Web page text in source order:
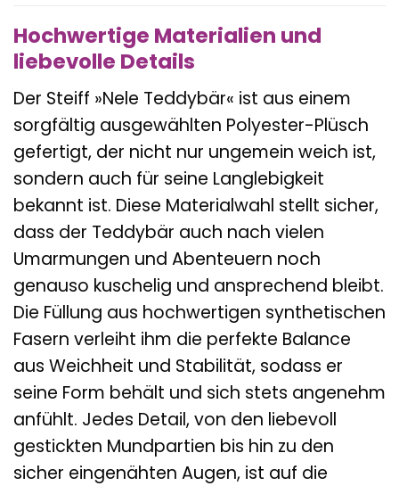
Hochwertige Materialien und
liebevolle Details
Der Steiff »Nele Teddybär« ist aus einem
sorgfältig ausgewählten Polyester-Plüsch
gefertigt, der nicht nur ungemein weich ist,
sondern auch für seine Langlebigkeit
bekannt ist. Diese Materialwahl stellt sicher,
dass der Teddybär auch nach vielen
Umarmungen und Abenteuern noch
genauso kuschelig und ansprechend bleibt.
Die Füllung aus hochwertigen synthetischen
Fasern verleiht ihm die perfekte Balance
aus Weichheit und Stabilität, sodass er
seine Form behält und sich stets angenehm
anfühlt. Jedes Detail, von den liebevoll
gestickten Mundpartien bis hin zu den
sicher eingenähten Augen, ist auf die